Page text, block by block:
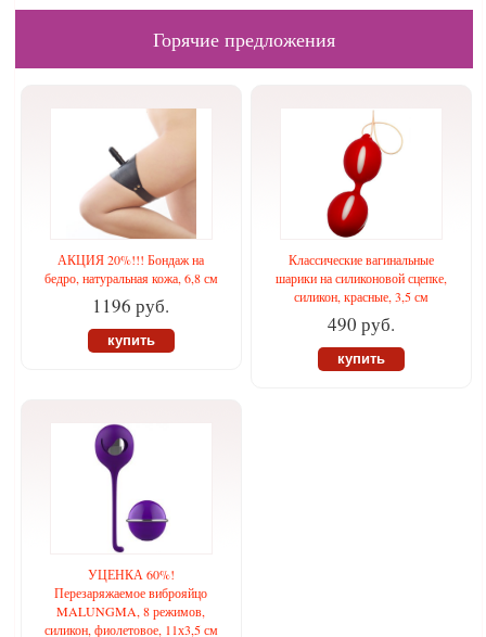
Горячие предложения
АКЦИЯ 20%!!! Бондаж на
бедро, натуральная кожа, 6,8 см
1196 руб.
купить
Классические вагинальные
шарики на силиконовой сцепке,
силикон, красные, 3,5 см
490 руб.
купить
УЦЕНКА 60%!
Перезаряжаемое виброяйцо
MALUNGMA, 8 режимов,
силикон, фиолетовое, 11х3,5 см